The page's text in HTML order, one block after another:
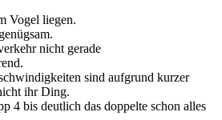
Vogel liegen.
nicht gerade
sind aufgrund kurzer
ihr Ding.
4 bis deutlich das doppelte schon alles